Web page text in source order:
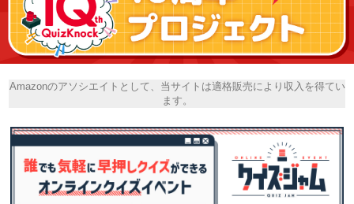
Amazonのアソシエイトとして、当サイトは適格販売により収入を得てい
ます。